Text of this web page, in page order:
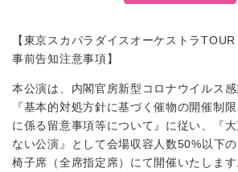
【東京スカパラダイスオーケストラ
事前告知注意事項】
本公演は、内閣官房新型コロナウイルス
『基本的対処方針に基づく催物の開催制
に係る留意事項等について』に従い、『
ない公演』として会場収容人数50%以下
椅子席（全席指定席）にて開催いたします